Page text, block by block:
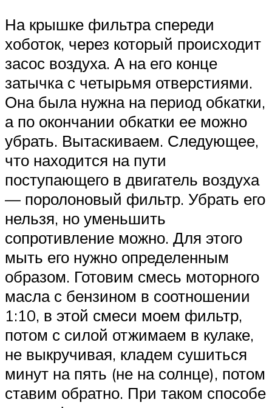
На крышке фильтра спереди
хоботок, через который происходит
засос воздуха. А на его конце
затычка с четырьмя отверстиями.
Она была нужна на период обкатки,
а по окончании обкатки ее можно
убрать. Вытаскиваем. Следующее,
что находится на пути
поступающего в двигатель воздуха
— поролоновый фильтр. Убрать его
нельзя, но уменьшить
сопротивление можно. Для этого
мыть его нужно определенным
образом. Готовим смесь моторного
масла с бензином в соотношении
1:10, в этой смеси моем фильтр,
потом с силой отжимаем в кулаке,
не выкручивая, кладем сушиться
минут на пять (не на солнце), потом
ставим обратно. При таком способе